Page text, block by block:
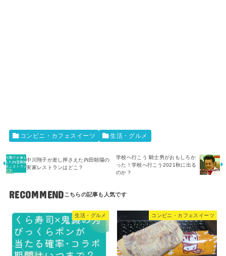
コンビニ・カフェスイーツ 生活・グルメ
中川翔子が差し押さえた内田朝陽の
実家レストランはどこ？
学校へ行こう 騎士男がおもしろか
った！学校へ行こう2021秋に出る
のか？
RECOMMEND
生活・グルメ コンビニ・カフェスイーツ